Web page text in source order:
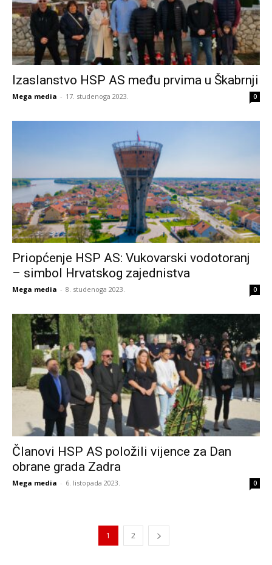
Izaslanstvo HSP AS među prvima u Škabrnji
Mega media - 17. studenoga 2023. 0
Priopćenje HSP AS: Vukovarski vodotoranj
– simbol Hrvatskog zajednistva
Mega media - 8. studenoga 2023. 0
Članovi HSP AS položili vijence za Dan
obrane grada Zadra
Mega media - 6. listopada 2023. 0
1 2